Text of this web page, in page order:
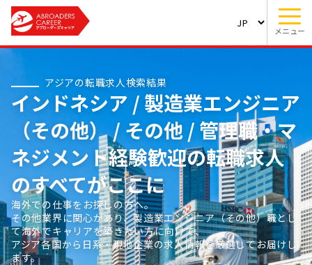
メニュー
アジアの転職求人検索結果
インドネシア / 製造業エンジニア
（その他） / その他 / 管理職・マ
ネジメント経験歓迎の転職求人
のすべてがここに
海外での仕事をお探しの方へ。
その他業界に関心があり、製造業エンジニア（その他）職とし
て海外でキャリアを築きたい方に向けて、
アジア各国から日系・現地企業の求人情報を厳選してお届けし
ます。